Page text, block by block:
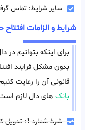
سایر شرایط: تماس
شرایط و الزامات
برای اینکه بتوانیم
بدون مشکل فرایند
قانونی آن را رعایت
بانک های دال لازم
شرط شماره 1: تحویل کلیه اسناد و مدارک متقاضی